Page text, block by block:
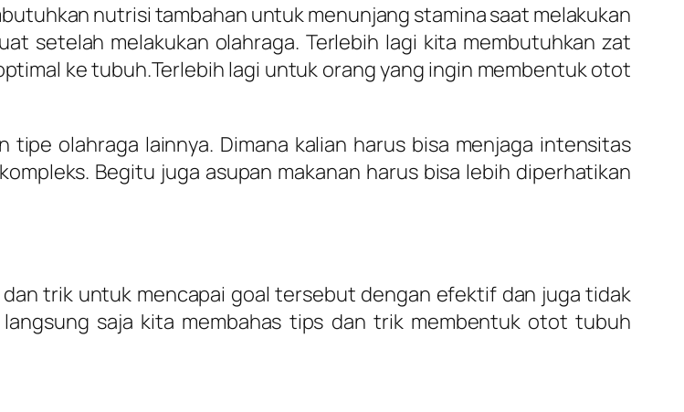
nutrisi tambahan untuk menunjang stamina saat melakukan
setelah melakukan olahraga. Terlebih lagi kita membutuhkan zat
ke tubuh.Terlebih lagi untuk orang yang ingin membentuk otot
olahraga lainnya. Dimana kalian harus bisa menjaga intensitas
Begitu juga asupan makanan harus bisa lebih diperhatikan
trik untuk mencapai goal tersebut dengan efektif dan juga tidak
saja kita membahas tips dan trik membentuk otot tubuh